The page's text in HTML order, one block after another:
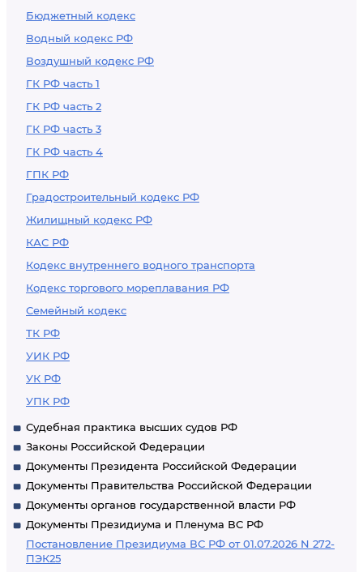
Бюджетный кодекс
Водный кодекс РФ
Воздушный кодекс РФ
ГК РФ часть 1
ГК РФ часть 2
ГК РФ часть 3
ГК РФ часть 4
ГПК РФ
Градостроительный кодекс РФ
Жилищный кодекс РФ
КАС РФ
Кодекс внутреннего водного транспорта
Кодекс торгового мореплавания РФ
Семейный кодекс
ТК РФ
УИК РФ
УК РФ
УПК РФ
Судебная практика высших судов РФ
Законы Российской Федерации
Документы Президента Российской Федерации
Документы Правительства Российской Федерации
Документы органов государственной власти РФ
Документы Президиума и Пленума ВС РФ
Постановление Президиума ВС РФ от 01.07.2026 N 272-
ПЭК25